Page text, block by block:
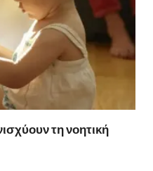
τη νοητική